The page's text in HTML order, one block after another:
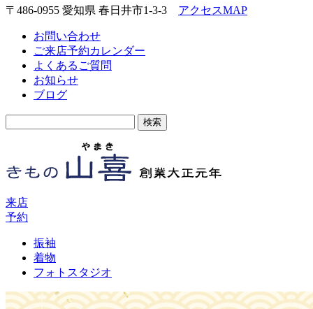
〒486-0955 愛知県 春日井市1-3-3 アクセスMAP
お問い合わせ
ご来店予約カレンダー
よくあるご質問
お知らせ
ブログ
来店
予約
振袖
着物
フォトスタジオ